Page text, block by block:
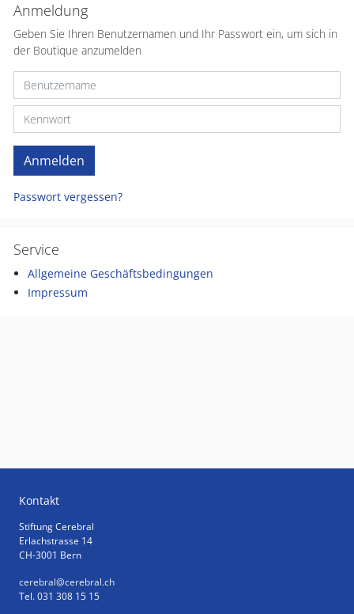
Anmeldung
Geben Sie Ihren Benutzernamen und Ihr Passwort ein, um sich in
der Boutique anzumelden
Passwort vergessen?
Service
Allgemeine Geschäftsbedingungen
Impressum
Kontakt
Stiftung Cerebral
Erlachstrasse 14
CH-3001 Bern
cerebral@cerebral.ch
Tel. 031 308 15 15